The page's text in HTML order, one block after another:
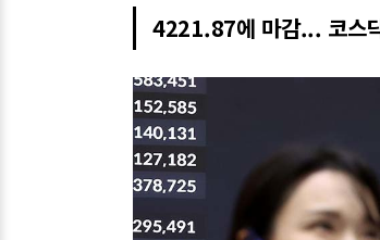
4221.87에 마감... 코스